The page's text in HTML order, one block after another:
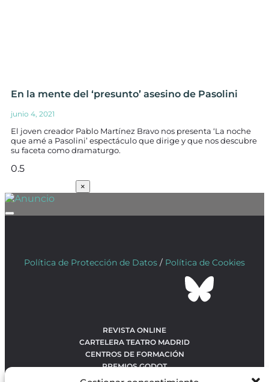
En la mente del ‘presunto’ asesino de Pasolini
junio 4, 2021
El joven creador Pablo Martínez Bravo nos presenta ‘La noche
que amé a Pasolini’ espectáculo que dirige y que nos descubre
su faceta como dramaturgo.
×
Política de Protección de Datos / Política de Cookies
REVISTA ONLINE
CARTELERA TEATRO MADRID
CENTROS DE FORMACIÓN
PREMIOS GODOT